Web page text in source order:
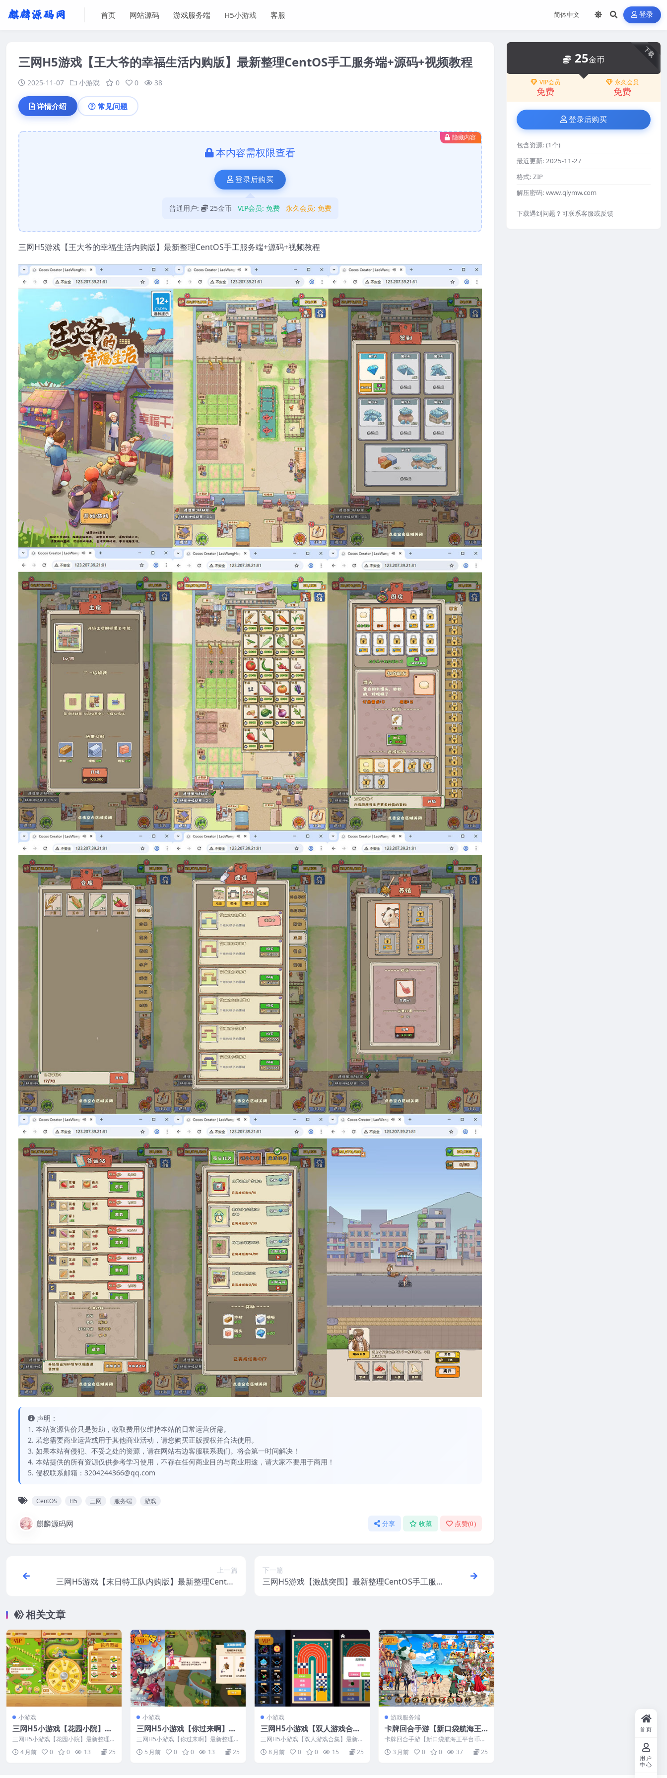
首页 网站源码 游戏服务端 H5小游戏 客服 登录
三网H5游戏【王大爷的幸福生活内购版】最新整理CentOS手工服务端+源码+视频教程
2025-11-07 小游戏 0 0 38
详情介绍 常见问题
隐藏内容
本内容需权限查看
登录后购买
普通用户: 25金币 VIP会员: 免费 永久会员: 免费
三网H5游戏【王大爷的幸福生活内购版】最新整理CentOS手工服务端+源码+视频教程
声明：
1. 本站资源售价只是赞助，收取费用仅维持本站的日常运营所需。
2. 若您需要商业运营或用于其他商业活动，请您购买正版授权并合法使用。
3. 如果本站有侵犯、不妥之处的资源，请在网站右边客服联系我们。将会第一时间解决！
4. 本站提供的所有资源仅供参考学习使用，不存在任何商业目的与商业用途，请大家不要用于商用！
5. 侵权联系邮箱：3204244366@qq.com
CentOS H5 三网 服务端 游戏
麒麟源码网 分享 收藏 点赞(0)
上一篇
三网H5游戏【末日特工队内购版】最新整理CentOS
下一篇
三网H5游戏【激战突围】最新整理CentOS手工服务
相关文章
VIP
小游戏
三网H5小游戏【花园小院】最
新整理Linux手工服务端+安卓
三网H5小游戏【花园小院】最新整理Li
nux手工服务端+安卓
4 月前 0 0 13 25
VIP
小游戏
三网H5小游戏【你过来啊】最
新整理Linux手工服务端+安卓
三网H5小游戏【你过来啊】最新整理Li
nux手工服务端+安卓
5 月前 0 0 13 25
VIP
小游戏
三网H5小游戏【双人游戏合
集】最新整理CentOS手工服务
端+安卓+源码
三网H5小游戏【双人游戏合集】最新整
理CentOS手工服务端+安卓+源码
8 月前 0 0 15 25
VIP
游戏服务端
卡牌回合手游【新口袋航海王
平台币内购版】最新整理Cent
OS手工服务端+管理后台+代理
后台+GM授权后台+安卓+视频
卡牌回合手游【新口袋航海王平台币内
购版】最新整理CentOS手工服务端+管
理后台...
3 月前 0 0 37 25
下载
25金币
VIP会员
免费
永久会员
免费
登录后购买
包含资源: (1个)
最近更新: 2025-11-27
格式: ZIP
解压密码: www.qlymw.com
下载遇到问题？可联系客服或反馈
首页
用户
中心